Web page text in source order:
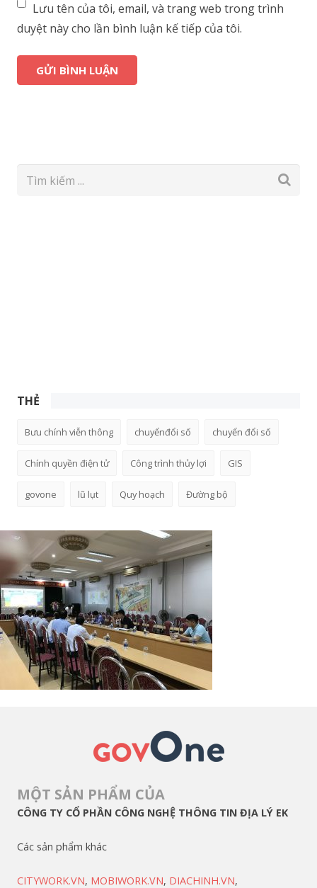
Lưu tên của tôi, email, và trang web trong trình
duyệt này cho lần bình luận kế tiếp của tôi.
THẺ
Bưu chính viễn thông chuyểnđổi số chuyển đổi số
Chính quyền điện tử Công trình thủy lợi GIS
govone lũ lụt Quy hoạch Đường bộ
MỘT SẢN PHẨM CỦA
CÔNG TY CỔ PHẦN CÔNG NGHỆ THÔNG TIN ĐỊA LÝ EK
Các sản phẩm khác
CITYWORK.VN, MOBIWORK.VN, DIACHINH.VN,